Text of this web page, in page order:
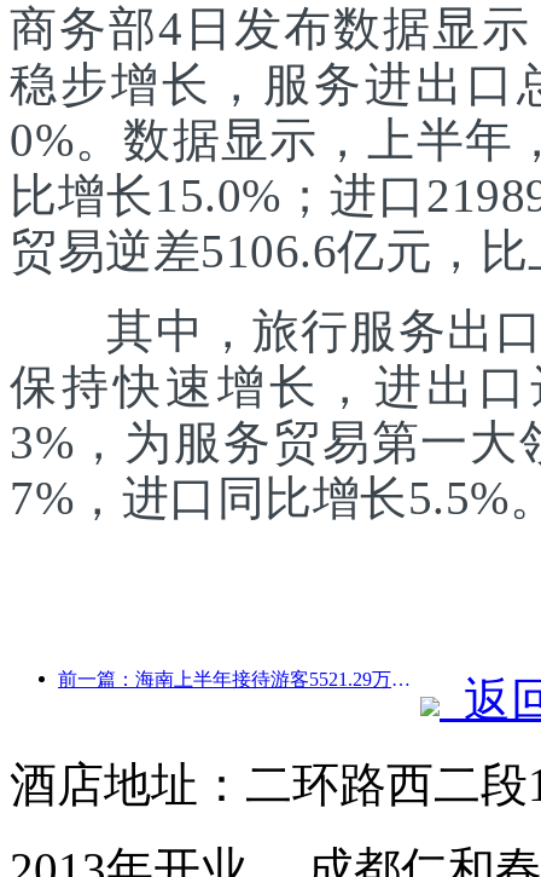
商务部4日发布数据显
稳步增长，服务进出口
0%。数据显示，上半年
比增长15.0%；进口
贸易逆差5106.6亿元，
其中，旅行服务出口
保持快速增长，进出口
3%，为服务贸易第一
7%，进口同比增长5.5%
前一篇：海南上半年接待游客5521.29万人次
返
酒店地址：二环路西二